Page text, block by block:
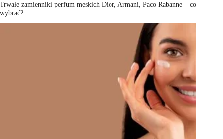
Trwałe zamienniki perfum męskich Dior, Armani, Paco Rabanne – co
wybrać?